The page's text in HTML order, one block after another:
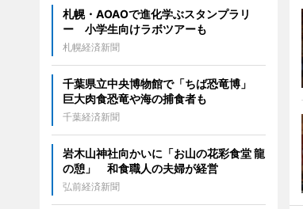
札幌・AOAOで進化学ぶスタンプラリ
ー 小学生向けラボツアーも
札幌経済新聞
千葉県立中央博物館で「ちば恐竜博」
巨大肉食恐竜や海の捕食者も
千葉経済新聞
岩木山神社向かいに「お山の花彩食堂 龍
の憩」 和食職人の夫婦が経営
弘前経済新聞